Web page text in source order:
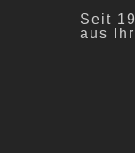
Seit
aus